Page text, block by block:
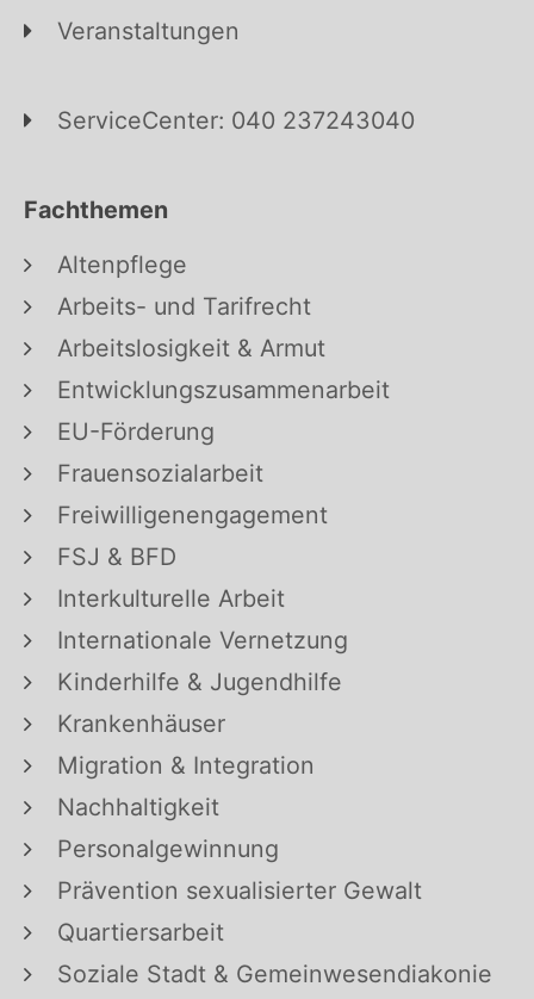
Veranstaltungen
ServiceCenter: 040 237243040
Fachthemen
Altenpflege
Arbeits- und Tarifrecht
Arbeitslosigkeit & Armut
Entwicklungszusammenarbeit
EU-Förderung
Frauensozialarbeit
Freiwilligenengagement
FSJ & BFD
Interkulturelle Arbeit
Internationale Vernetzung
Kinderhilfe & Jugendhilfe
Krankenhäuser
Migration & Integration
Nachhaltigkeit
Personalgewinnung
Prävention sexualisierter Gewalt
Quartiersarbeit
Soziale Stadt & Gemeinwesendiakonie